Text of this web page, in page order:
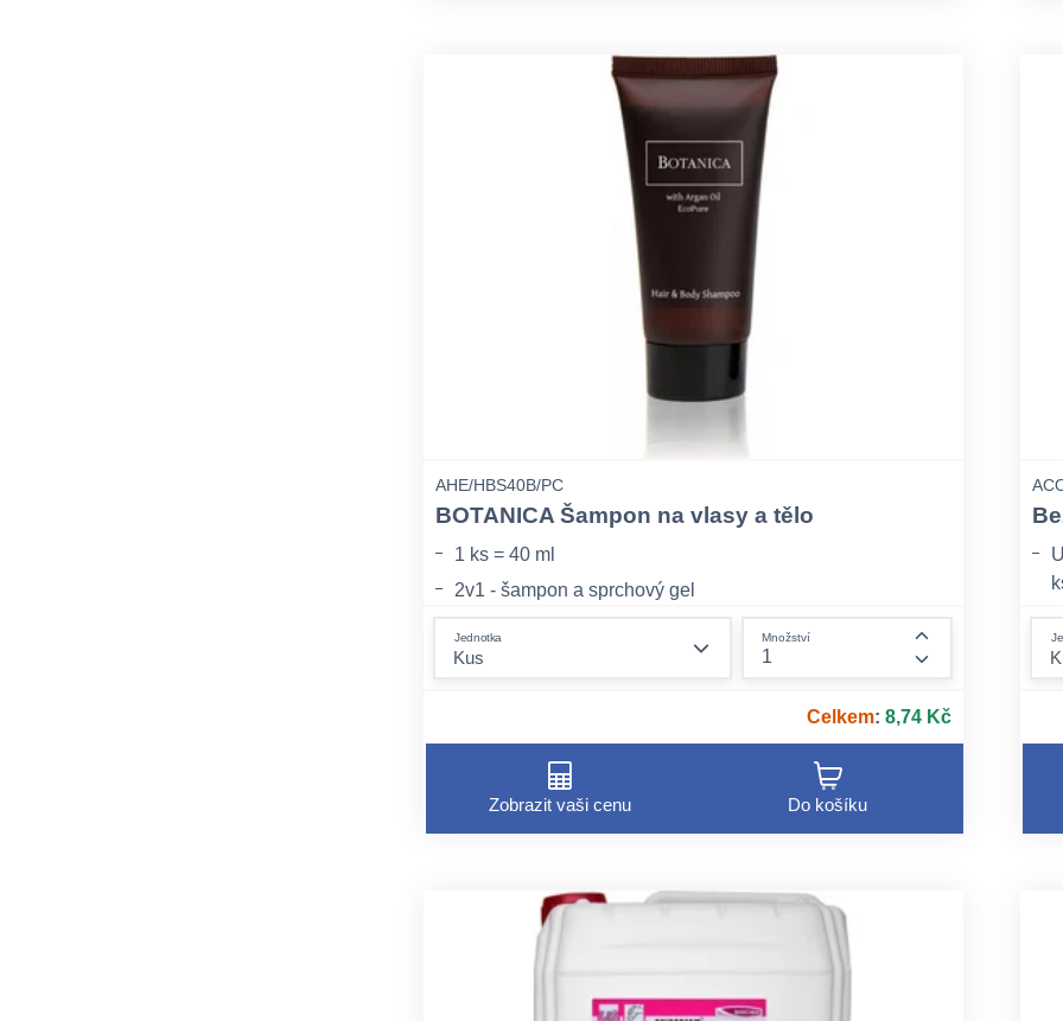
AHE/HBS40B/PC
BOTANICA Šampon na vlasy a tělo
1 ks = 40 ml
2v1 - šampon a sprchový gel
Jednotka Množství
form.increase-
Celkem: 8,74 Kč
Zobrazit vaši cenu Do košíku